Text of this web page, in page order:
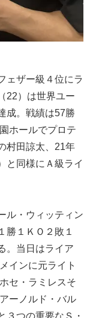
ェザー級４位にラ
22）は世界ユー
成。戦績は57勝
ホールでプロテ
村田諒太、21年
と同様にＡ級ライ
ル・ウィッティン
勝１ＫＯ２敗１
。当日はライア
インに元ライト
セ・ラミレスそ
ーノルド・バル
３つの重要なＳ・